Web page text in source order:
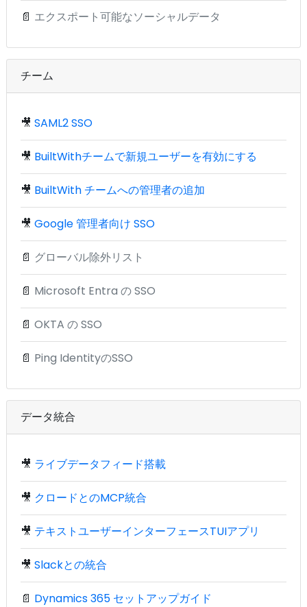
📄 エクスポート可能なソーシャルデータ
チーム
🎥 SAML2 SSO
🎥 BuiltWithチームで新規ユーザーを有効にする
🎥 BuiltWith チームへの管理者の追加
🎥 Google 管理者向け SSO
📄 グローバル除外リスト
📄 Microsoft Entra の SSO
📄 OKTA の SSO
📄 Ping IdentityのSSO
データ統合
🎥 ライブデータフィード搭載
🎥 クロードとのMCP統合
🎥 テキストユーザーインターフェースTUIアプリ
🎥 Slackとの統合
📄 Dynamics 365 セットアップガイド